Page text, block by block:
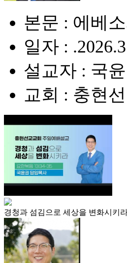
본문 : 에베
일자 :
설교자 : 국
교회 : 충현
경청과 섬김으로 세상을 변화시키